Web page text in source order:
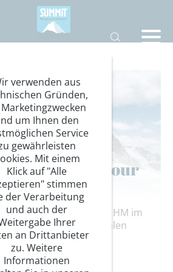
Runde: Hochtour
und über 4.000 HM im
Abstieg. Schon in Zahlen
Runde zu faszinieren.
verwenden aus
Gründen,
um Ihnen den
Service
gewährleisten
Mit einem
Klick auf "Alle
stimmen
der Verarbeitung
und auch der
Ihrer
an Drittanbieter
zu. Weitere
Informationen